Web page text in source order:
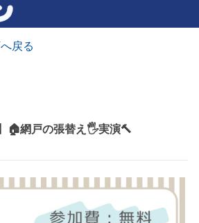
戻る
🏠網戸の張替え🖐実演🔨